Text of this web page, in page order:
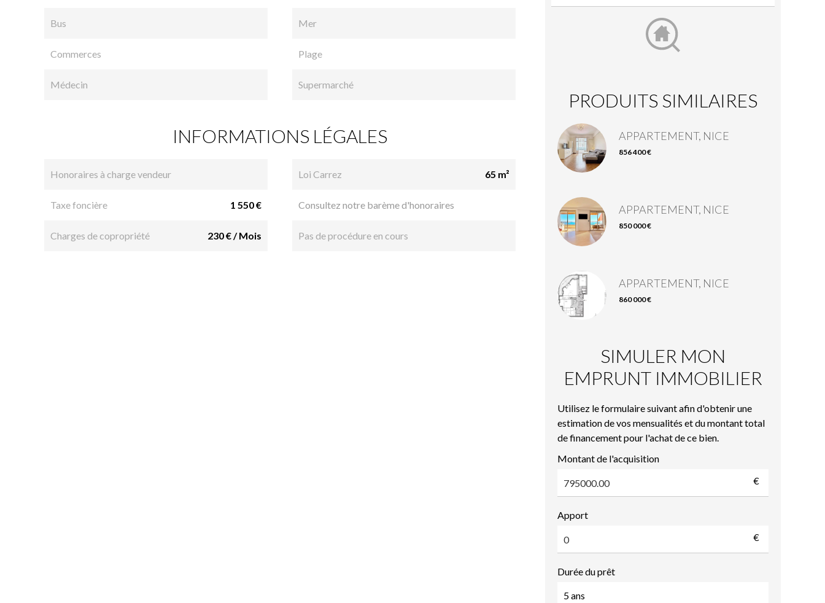
Bus
Commerces
Médecin
Mer
Plage
Supermarché
INFORMATIONS LÉGALES
Honoraires à charge vendeur
Taxe foncière 1 550 €
Charges de copropriété 230 € / Mois
Loi Carrez 65 m²
Consultez notre barème d'honoraires
Pas de procédure en cours
PRODUITS SIMILAIRES
APPARTEMENT, NICE
856 400 €
APPARTEMENT, NICE
850 000 €
APPARTEMENT, NICE
860 000 €
SIMULER MON
EMPRUNT IMMOBILIER
Utilisez le formulaire suivant afin d'obtenir une
estimation de vos mensualités et du montant total
de financement pour l'achat de ce bien.
Montant de l'acquisition
€
Apport
€
Durée du prêt